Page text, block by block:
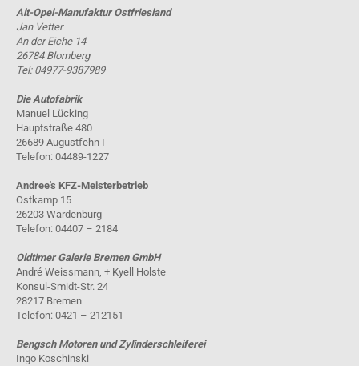
Alt-Opel-Manufaktur Ostfriesland
Jan Vetter
An der Eiche 14
26784 Blomberg
Tel: 04977-9387989
Die Autofabrik
Manuel Lücking
Hauptstraße 480
26689 Augustfehn I
Telefon: 04489-1227
Andree's KFZ-Meisterbetrieb
Ostkamp 15
26203 Wardenburg
Telefon: 04407 – 2184
Oldtimer Galerie Bremen GmbH
André Weissmann, + Kyell Holste
Konsul-Smidt-Str. 24
28217 Bremen
Telefon: 0421 – 212151
Bengsch Motoren und Zylinderschleiferei
Ingo Koschinski